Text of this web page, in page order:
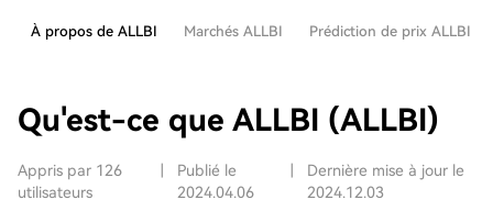
À propos de ALLBI Marchés ALLBI Prédiction de prix ALLBI
Qu'est-ce que ALLBI (ALLBI)
Appris par 126
utilisateurs
Publié le
2024.04.06
Dernière mise à jour le
2024.12.03